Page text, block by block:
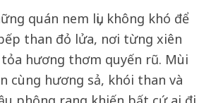
quán nem lụi, không khó để
than đỏ lửa, nơi từng xiên
hương thơm quyến rũ. Mùi
cùng hương sả, khói than và